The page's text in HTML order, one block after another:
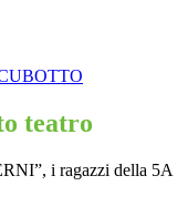
teatro
i ragazzi della 5A